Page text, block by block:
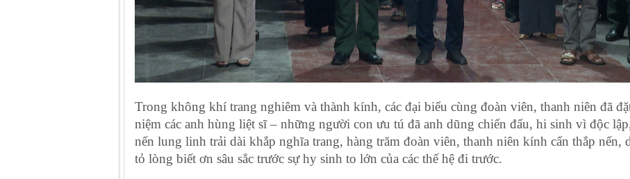
Trong không khí trang nghiêm và thành kính, các đại biểu cùng đoàn viên, thanh niên đã
niệm các anh hùng liệt sĩ – những người con ưu tú đã anh dũng chiến đấu, hi sinh vì độc
nến lung linh trải dài khắp nghĩa trang, hàng trăm đoàn viên, thanh niên kính cẩn thắp nến,
tỏ lòng biết ơn sâu sắc trước sự hy sinh to lớn của các thế hệ đi trước.